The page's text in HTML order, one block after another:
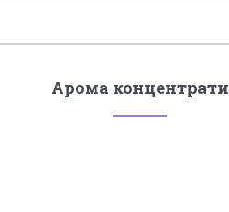
Арома концентрати